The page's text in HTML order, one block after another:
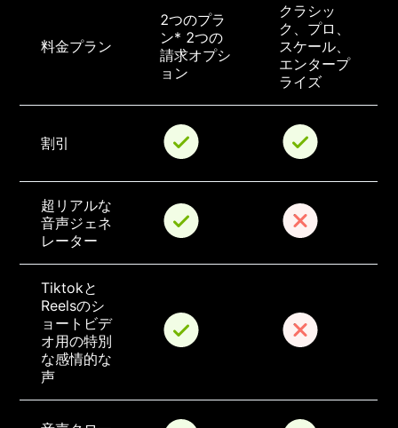
料金プラン
2つのプラ
ン* 2つの
請求オプシ
ョン
クラシッ
ク、プロ、
スケール、
エンタープ
ライズ
割引
超リアルな
音声ジェネ
レーター
Tiktokと
Reelsのシ
ョートビデ
オ用の特別
な感情的な
声